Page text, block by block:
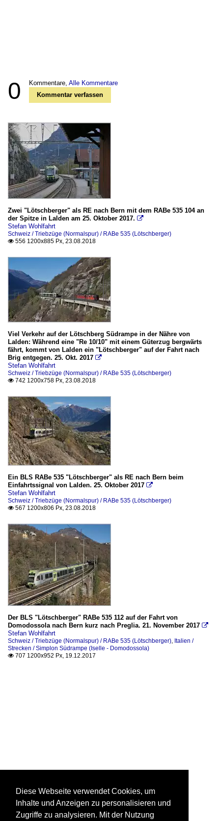
0 Kommentare, Alle Kommentare
Kommentar verfassen
Zwei "Lötschberger" als RE nach Bern mit dem RABe 535 104 an
der Spitze in Lalden am 25. Oktober 2017. 
Stefan Wohlfahrt
Schweiz / Triebzüge (Normalspur) / RABe 535 (Lötschberger)
 556 1200x885 Px, 23.08.2018
Viel Verkehr auf der Lötschberg Südrampe in der Nähre von
Lalden: Während eine "Re 10/10" mit einem Güterzug bergwärts
fährt, kommt von Lalden ein "Lötschberger" auf der Fahrt nach
Brig entgegen. 25. Okt. 2017 
Stefan Wohlfahrt
Schweiz / Triebzüge (Normalspur) / RABe 535 (Lötschberger)
 742 1200x758 Px, 23.08.2018
Ein BLS RABe 535 "Lötschberger" als RE nach Bern beim
Einfahrtssignal von Lalden. 25. Oktober 2017 
Stefan Wohlfahrt
Schweiz / Triebzüge (Normalspur) / RABe 535 (Lötschberger)
 567 1200x806 Px, 23.08.2018
Der BLS "Lötschberger" RABe 535 112 auf der Fahrt von
Domodossola nach Bern kurz nach Preglia. 21. November 2017 
Stefan Wohlfahrt
Schweiz / Triebzüge (Normalspur) / RABe 535 (Lötschberger), Italien /
Strecken / Simplon Südrampe (Iselle - Domodossola)
 707 1200x952 Px, 19.12.2017
Diese Webseite verwendet Cookies, um
Inhalte und Anzeigen zu personalisieren und
Zugriffe zu analysieren. Mit der Nutzung